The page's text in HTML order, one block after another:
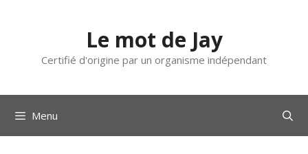
Le mot de Jay
Certifié d'origine par un organisme indépendant
Menu